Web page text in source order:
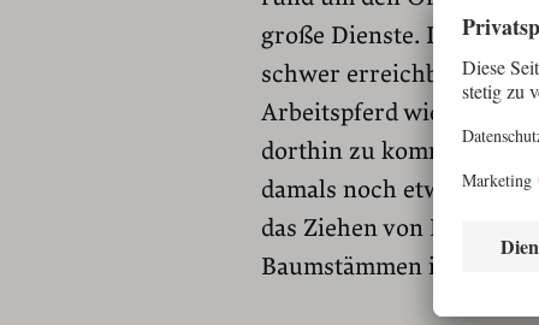
große Dienste. Die
schwer erreichbar, zu
Arbeitspferd wie ein
dorthin zu kommen.
damals noch etwas
das Ziehen von Pflügen
Baumstämmen in höhe